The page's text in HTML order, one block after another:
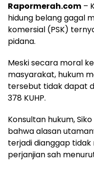
Rapormerah.com –
hidung belang gagal
komersial (PSK)
pidana.
Meski secara moral
masyarakat, hukum
tersebut tidak dapat
378 KUHP.
Konsultan hukum,
bahwa alasan
terjadi dianggap
perjanjian sah